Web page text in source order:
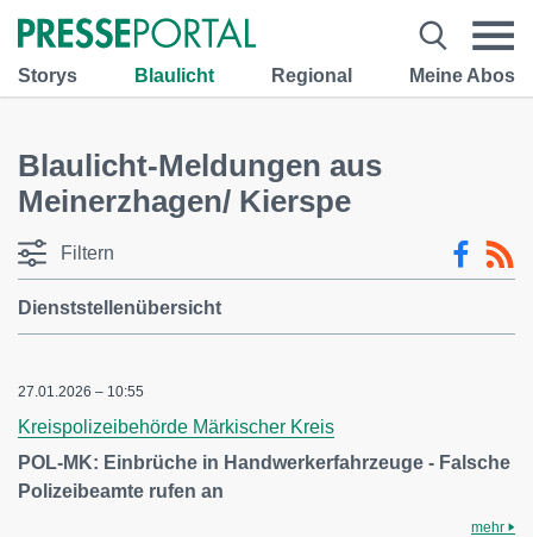
Storys Blaulicht Regional Meine Abos
Blaulicht-Meldungen aus
Meinerzhagen/ Kierspe
Filtern
Dienststellenübersicht
27.01.2026 – 10:55
Kreispolizeibehörde Märkischer Kreis
POL-MK: Einbrüche in Handwerkerfahrzeuge - Falsche
Polizeibeamte rufen an
mehr